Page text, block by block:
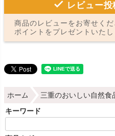
レビュー
商品のレビューをお寄せく
ポイントをプレゼントいたし
ホーム 三重のおいしい自然食
キーワード